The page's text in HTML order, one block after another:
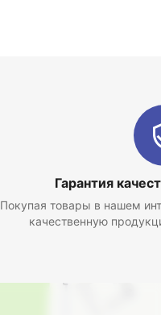
Гарантия
Покупая товары в нашем
качественную